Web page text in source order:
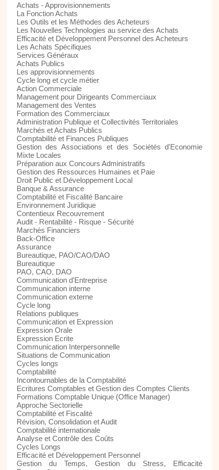
Achats - Approvisionnements
La Fonction Achats
Les Outils et les Méthodes des Acheteurs
Les Nouvelles Technologies au service des Achats
Efficacité et Développement Personnel des Acheteurs
Les Achats Spécifiques
Services Généraux
Achats Publics
Les approvisionnements
Cycle long et cycle métier
Action Commerciale
Management pour Dirigeants Commerciaux
Management des Ventes
Formation des Commerciaux
Administration Publique et Collectivités Territoriales
Marchés et Achats Publics
Comptabilité et Finances Publiques
Gestion des Associations et des Sociétés d'Economie
Mixte Locales
Préparation aux Concours Administratifs
Gestion des Ressources Humaines et Paie
Droit Public et Développement Local
Banque & Assurance
Comptabilité et Fiscalité Bancaire
Environnement Juridique
Contentieux Recouvrement
Audit - Rentabilité - Risque - Sécurité
Marchés Financiers
Back-Office
Assurance
Bureautique, PAO/CAO/DAO
Bureautique
PAO, CAO, DAO
Communication d'Entreprise
Communication interne
Communication externe
Cycle long
Relations publiques
Communication et Expression
Expression Orale
Expression Ecrite
Communication Interpersonnelle
Situations de Communication
Cycles longs
Comptabilité
Incontournables de la Comptabilité
Ecritures Comptables et Gestion des Comptes Clients
Formations Comptable Unique (Office Manager)
Approche Sectorielle
Comptabilité et Fiscalité
Révision, Consolidation et Audit
Comptabilité internationale
Analyse et Contrôle des Coûts
Cycles Longs
Efficacité et Développement Personnel
Gestion du Temps, Gestion du Stress, Efficacité